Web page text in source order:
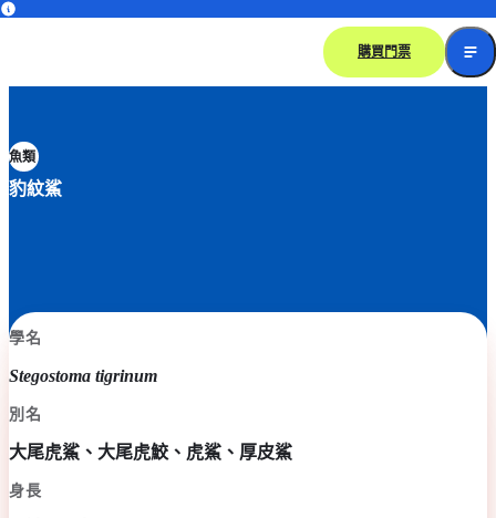
購買門票
魚類
豹紋鯊
學名
Stegostoma tigrinum
別名
大尾虎鯊、大尾虎鮫、虎鯊、厚皮鯊
身長